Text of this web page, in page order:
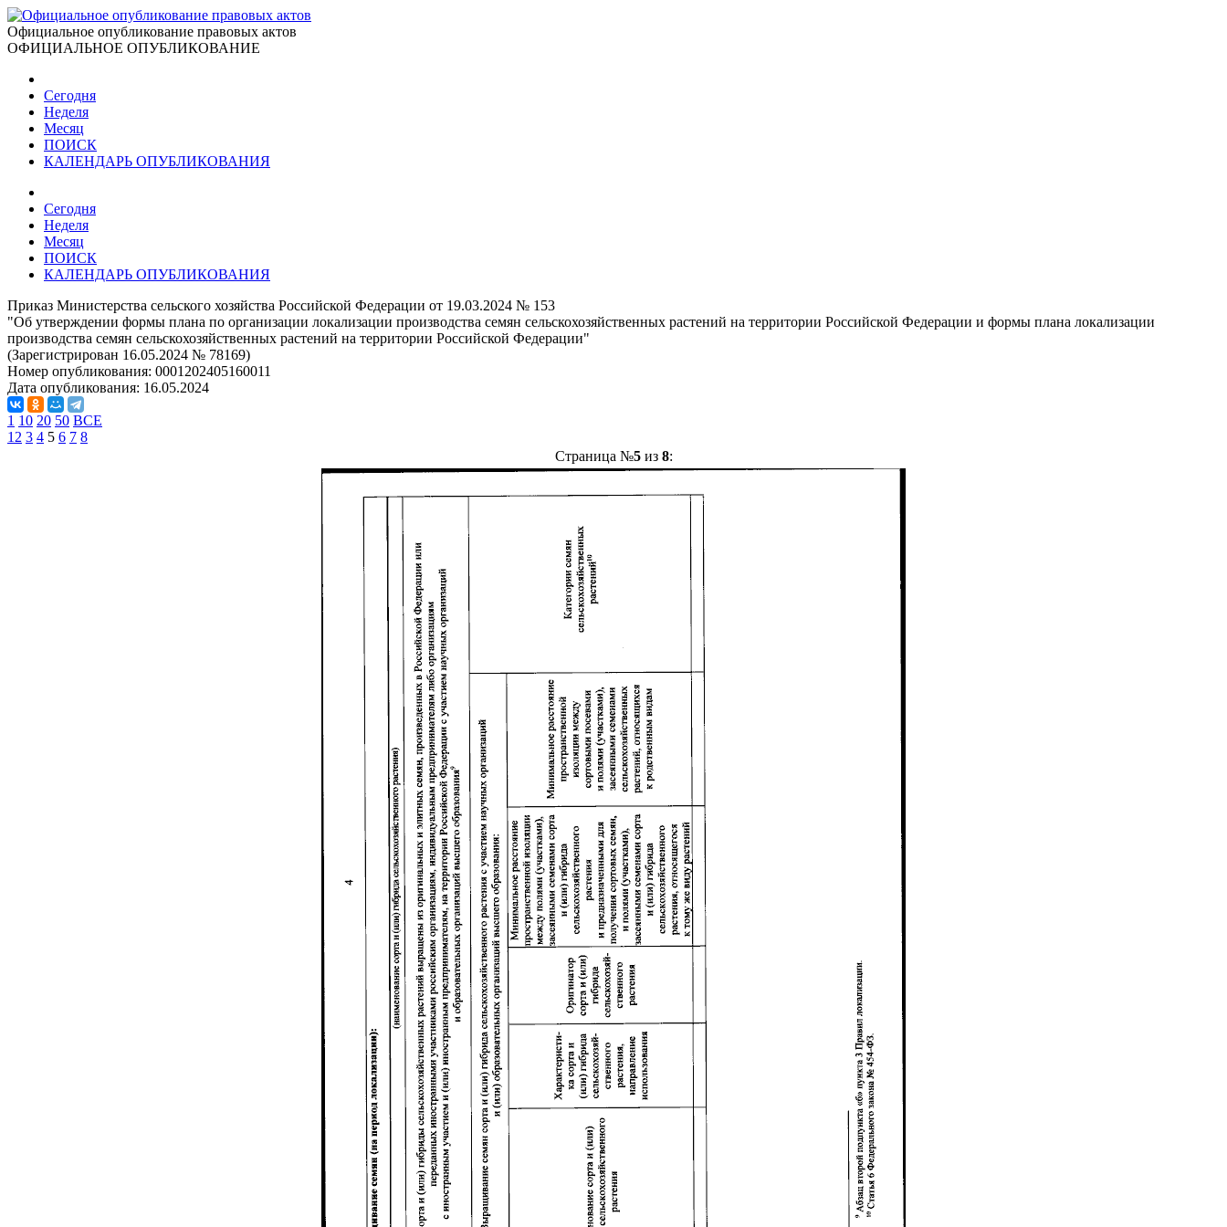
Официальное опубликование правовых актов
ОФИЦИАЛЬНОЕ ОПУБЛИКОВАНИЕ
Сегодня
Неделя
Месяц
ПОИСК
КАЛЕНДАРЬ ОПУБЛИКОВАНИЯ
Сегодня
Неделя
Месяц
ПОИСК
КАЛЕНДАРЬ ОПУБЛИКОВАНИЯ
Приказ Министерства сельского хозяйства Российской Федерации от 19.03.2024 № 153
"Об утверждении формы плана по организации локализации производства семян сельскохозяйственных растений на территории Российской Федерации и формы плана локализации
производства семян сельскохозяйственных растений на территории Российской Федерации"
(Зарегистрирован 16.05.2024 № 78169)
Номер опубликования: 0001202405160011
Дата опубликования: 16.05.2024
1 10 20 50 ВСЕ
1 2 3 4 5 6 7 8
Страница №5из 8: